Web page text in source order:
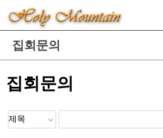
집회문의
집회문의